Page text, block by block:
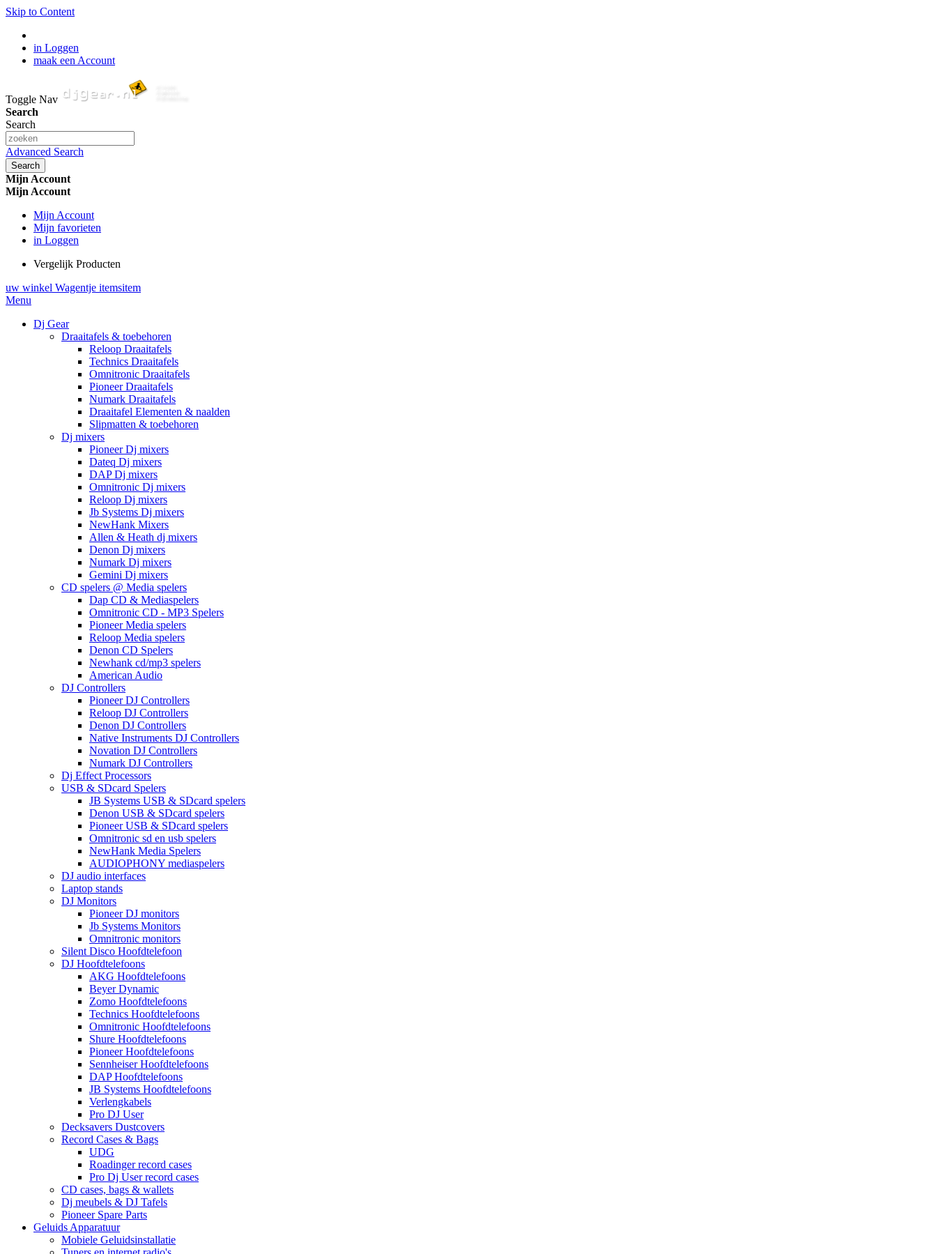
Skip to Content
in Loggen
maak een Account
Toggle Nav
Search
Search
Advanced Search
Search
Mijn Account
Mijn Account
Mijn Account
Mijn favorieten
in Loggen
Vergelijk Producten
uw winkel Wagentje itemsitem
Menu
Dj Gear
Draaitafels & toebehoren
Reloop Draaitafels
Technics Draaitafels
Omnitronic Draaitafels
Pioneer Draaitafels
Numark Draaitafels
Draaitafel Elementen & naalden
Slipmatten & toebehoren
Dj mixers
Pioneer Dj mixers
Dateq Dj mixers
DAP Dj mixers
Omnitronic Dj mixers
Reloop Dj mixers
Jb Systems Dj mixers
NewHank Mixers
Allen & Heath dj mixers
Denon Dj mixers
Numark Dj mixers
Gemini Dj mixers
CD spelers @ Media spelers
Dap CD & Mediaspelers
Omnitronic CD - MP3 Spelers
Pioneer Media spelers
Reloop Media spelers
Denon CD Spelers
Newhank cd/mp3 spelers
American Audio
DJ Controllers
Pioneer DJ Controllers
Reloop DJ Controllers
Denon DJ Controllers
Native Instruments DJ Controllers
Novation DJ Controllers
Numark DJ Controllers
Dj Effect Processors
USB & SDcard Spelers
JB Systems USB & SDcard spelers
Denon USB & SDcard spelers
Pioneer USB & SDcard spelers
Omnitronic sd en usb spelers
NewHank Media Spelers
AUDIOPHONY mediaspelers
DJ audio interfaces
Laptop stands
DJ Monitors
Pioneer DJ monitors
Jb Systems Monitors
Omnitronic monitors
Silent Disco Hoofdtelefoon
DJ Hoofdtelefoons
AKG Hoofdtelefoons
Beyer Dynamic
Zomo Hoofdtelefoons
Technics Hoofdtelefoons
Omnitronic Hoofdtelefoons
Shure Hoofdtelefoons
Pioneer Hoofdtelefoons
Sennheiser Hoofdtelefoons
DAP Hoofdtelefoons
JB Systems Hoofdtelefoons
Verlengkabels
Pro DJ User
Decksavers Dustcovers
Record Cases & Bags
UDG
Roadinger record cases
Pro Dj User record cases
CD cases, bags & wallets
Dj meubels & DJ Tafels
Pioneer Spare Parts
Geluids Apparatuur
Mobiele Geluidsinstallatie